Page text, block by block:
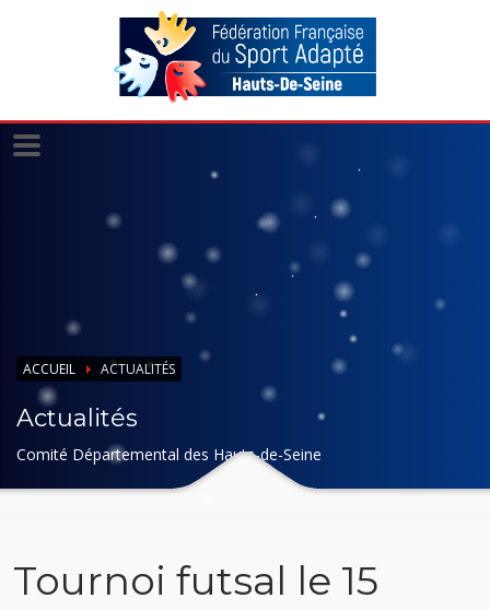
ACCUEIL ACTUALITÉS
Actualités
Comité Départemental des Hauts-de-Seine
Tournoi futsal le 15
Panneau de gestion des cookies